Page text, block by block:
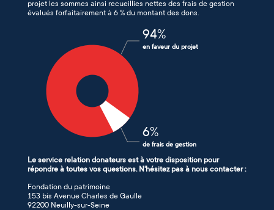
projet les sommes ainsi recueillies nettes des frais de gestion
évalués forfaitairement à 6 % du montant des dons.
94%
en faveur du projet
6%
de frais de gestion
Le service relation donateurs est à votre disposition pour
répondre à toutes vos questions. N'hésitez pas à nous contacter :
Fondation du patrimoine
153 bis Avenue Charles de Gaulle
92200 Neuilly-sur-Seine